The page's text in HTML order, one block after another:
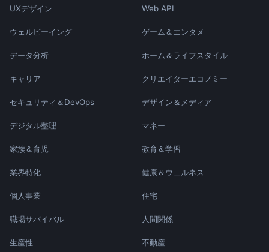
UXデザイン Web API
ウェルビーイング ゲーム＆エンタメ
データ分析 ホーム＆ライフスタイル
キャリア クリエイターエコノミー
セキュリティ＆DevOps デザイン＆メディア
デジタル整理 マネー
家族＆育児 教育＆学習
業界特化 健康＆ウェルネス
個人事業 住宅
職場サバイバル 人間関係
生産性 不動産